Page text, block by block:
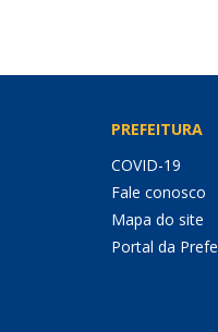
PREFEITURA
COVID-19
Fale conosco
Mapa do site
Portal da